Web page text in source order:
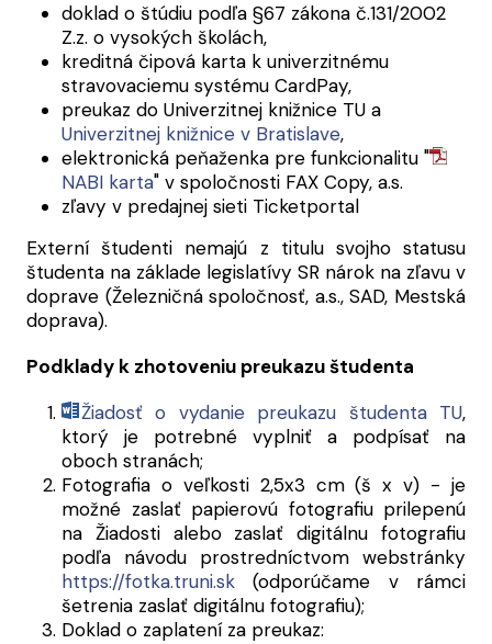
doklad o štúdiu podľa §67 zákona č.131/2002
Z.z. o vysokých školách,
kreditná čipová karta k univerzitnému
stravovaciemu systému CardPay,
preukaz do Univerzitnej knižnice TU a
Univerzitnej knižnice v Bratislave,
elektronická peňaženka pre funkcionalitu "
NABI karta" v spoločnosti FAX Copy, a.s.
zľavy v predajnej sieti Ticketportal
Externí študenti nemajú z titulu svojho statusu
študenta na základe legislatívy SR nárok na zľavu v
doprave (Železničná spoločnosť, a.s., SAD, Mestská
doprava).
Podklady k zhotoveniu preukazu študenta
Žiadosť o vydanie preukazu študenta TU,
ktorý je potrebné vyplniť a podpísať na
oboch stranách;
Fotografia o veľkosti 2,5x3 cm (š x v) - je
možné zaslať papierovú fotografiu prilepenú
na Žiadosti alebo zaslať digitálnu fotografiu
podľa návodu prostredníctvom webstránky
https://fotka.truni.sk (odporúčame v rámci
šetrenia zaslať digitálnu fotografiu);
Doklad o zaplatení za preukaz: